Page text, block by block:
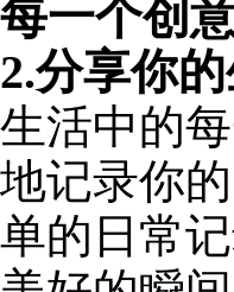
每一个创
2.分享你
生活中的
地记录你
单的日常